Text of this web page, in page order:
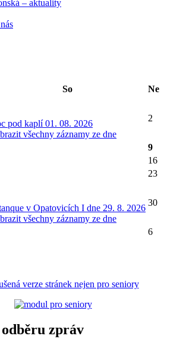
– aktuality
So Ne
pod kaplí 01. 08. 2026
všechny záznamy ze dne
2
9
16
23
v Opatovicích I dne 29. 8. 2026
všechny záznamy ze dne
30
6
verze stránek nejen pro seniory
zpráv